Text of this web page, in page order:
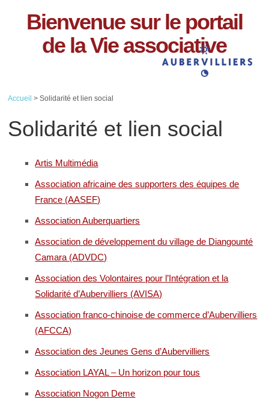
Bienvenue sur le portail
de la Vie associative
Accueil > Solidarité et lien social
Solidarité et lien social
Artis Multimédia
Association africaine des supporters des équipes de
France (AASEF)
Association Auberquartiers
Association de développement du village de Diangounté
Camara (ADVDC)
Association des Volontaires pour l’Intégration et la
Solidarité d’Aubervilliers (AVISA)
Association franco-chinoise de commerce d’Aubervilliers
(AFCCA)
Association des Jeunes Gens d’Aubervilliers
Association LAYAL – Un horizon pour tous
Association Nogon Deme